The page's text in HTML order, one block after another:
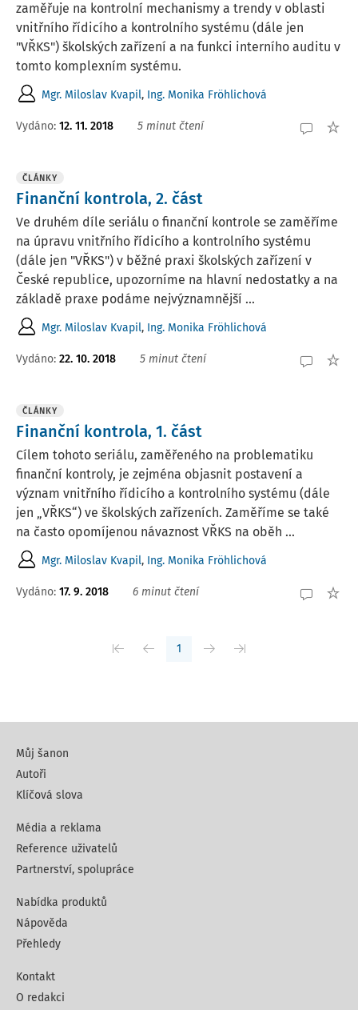
zaměřuje na kontrolní mechanismy a trendy v oblasti
vnitřního řídicího a kontrolního systému (dále jen
"VŘKS") školských zařízení a na funkci interního auditu v
tomto komplexním systému.
Mgr. Miloslav Kvapil, Ing. Monika Fröhlichová
Vydáno: 12. 11. 2018 5 minut čtení
ČLÁNKY
Finanční kontrola, 2. část
Ve druhém díle seriálu o finanční kontrole se zaměříme
na úpravu vnitřního řídicího a kontrolního systému
(dále jen "VŘKS") v běžné praxi školských zařízení v
České republice, upozorníme na hlavní nedostatky a na
základě praxe podáme nejvýznamnější ...
Mgr. Miloslav Kvapil, Ing. Monika Fröhlichová
Vydáno: 22. 10. 2018 5 minut čtení
ČLÁNKY
Finanční kontrola, 1. část
Cílem tohoto seriálu, zaměřeného na problematiku
finanční kontroly, je zejména objasnit postavení a
význam vnitřního řídicího a kontrolního systému (dále
jen „VŘKS“) ve školských zařízeních. Zaměříme se také
na často opomíjenou návaznost VŘKS na oběh ...
Mgr. Miloslav Kvapil, Ing. Monika Fröhlichová
Vydáno: 17. 9. 2018 6 minut čtení
1
Můj šanon
Autoři
Klíčová slova
Média a reklama
Reference uživatelů
Partnerství, spolupráce
Nabídka produktů
Nápověda
Přehledy
Kontakt
O redakci